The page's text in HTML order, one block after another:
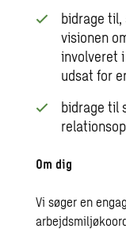
bidrage
visionen
involveret
udsat for
bidrage til
Om dig
Vi søger en